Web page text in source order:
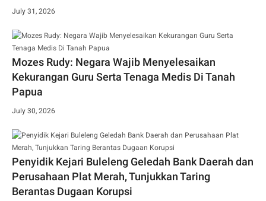
July 31, 2026
Mozes Rudy: Negara Wajib Menyelesaikan
Kekurangan Guru Serta Tenaga Medis Di Tanah
Papua
July 30, 2026
Penyidik Kejari Buleleng Geledah Bank Daerah dan
Perusahaan Plat Merah, Tunjukkan Taring
Berantas Dugaan Korupsi